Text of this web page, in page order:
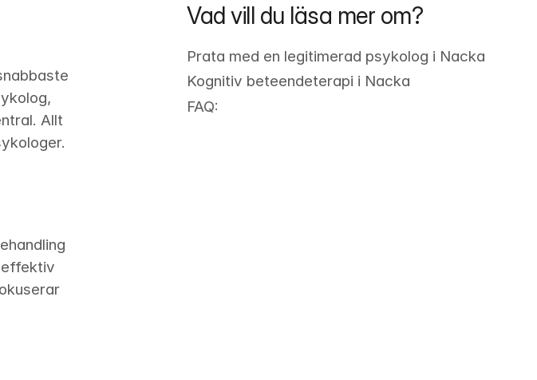
Allt
effektiv
Vad vill du läsa mer om?
Prata med en legitimerad psykolog i Nacka
Kognitiv beteendeterapi i Nacka
FAQ: